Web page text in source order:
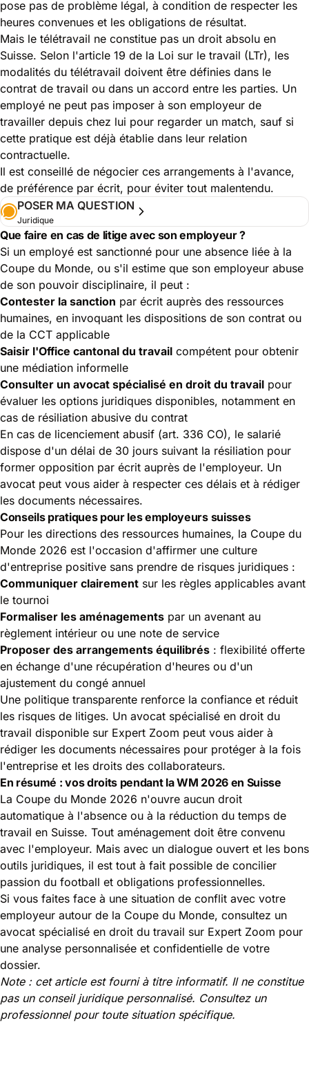
pose pas de problème légal, à condition de respecter les
heures convenues et les obligations de résultat.
Mais le télétravail ne constitue pas un droit absolu en
Suisse. Selon l'article 19 de la Loi sur le travail (LTr), les
modalités du télétravail doivent être définies dans le
contrat de travail ou dans un accord entre les parties. Un
employé ne peut pas imposer à son employeur de
travailler depuis chez lui pour regarder un match, sauf si
cette pratique est déjà établie dans leur relation
contractuelle.
Il est conseillé de négocier ces arrangements à l'avance,
de préférence par écrit, pour éviter tout malentendu.
POSER MA QUESTION
Juridique
Que faire en cas de litige avec son employeur ?
Si un employé est sanctionné pour une absence liée à la
Coupe du Monde, ou s'il estime que son employeur abuse
de son pouvoir disciplinaire, il peut :
Contester la sanction par écrit auprès des ressources
humaines, en invoquant les dispositions de son contrat ou
de la CCT applicable
Saisir l'Office cantonal du travail compétent pour obtenir
une médiation informelle
Consulter un avocat spécialisé en droit du travail pour
évaluer les options juridiques disponibles, notamment en
cas de résiliation abusive du contrat
En cas de licenciement abusif (art. 336 CO), le salarié
dispose d'un délai de 30 jours suivant la résiliation pour
former opposition par écrit auprès de l'employeur. Un
avocat peut vous aider à respecter ces délais et à rédiger
les documents nécessaires.
Conseils pratiques pour les employeurs suisses
Pour les directions des ressources humaines, la Coupe du
Monde 2026 est l'occasion d'affirmer une culture
d'entreprise positive sans prendre de risques juridiques :
Communiquer clairement sur les règles applicables avant
le tournoi
Formaliser les aménagements par un avenant au
règlement intérieur ou une note de service
Proposer des arrangements équilibrés : flexibilité offerte
en échange d'une récupération d'heures ou d'un
ajustement du congé annuel
Une politique transparente renforce la confiance et réduit
les risques de litiges. Un avocat spécialisé en droit du
travail disponible sur Expert Zoom peut vous aider à
rédiger les documents nécessaires pour protéger à la fois
l'entreprise et les droits des collaborateurs.
En résumé : vos droits pendant la WM 2026 en Suisse
La Coupe du Monde 2026 n'ouvre aucun droit
automatique à l'absence ou à la réduction du temps de
travail en Suisse. Tout aménagement doit être convenu
avec l'employeur. Mais avec un dialogue ouvert et les bons
outils juridiques, il est tout à fait possible de concilier
passion du football et obligations professionnelles.
Si vous faites face à une situation de conflit avec votre
employeur autour de la Coupe du Monde, consultez un
avocat spécialisé en droit du travail sur Expert Zoom pour
une analyse personnalisée et confidentielle de votre
dossier.
Note : cet article est fourni à titre informatif. Il ne constitue
pas un conseil juridique personnalisé. Consultez un
professionnel pour toute situation spécifique.